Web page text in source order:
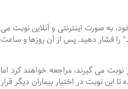
صورت اینترنتی و آنلاین نوبت می
را فشار دهید. پس از آن روزها و ساعت
نوبت می گیرند، مراجعه خواهند کرد اما
این نوبت در اختیار بیماران دیگر قرار